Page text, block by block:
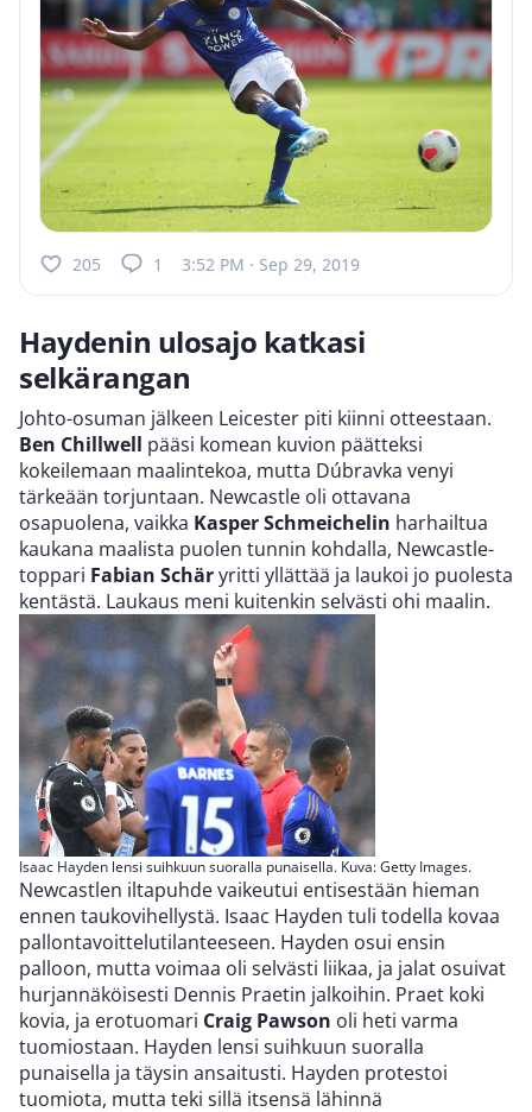
205 1 3:52 PM · Sep 29, 2019
Haydenin ulosajo katkasi
selkärangan
Johto-osuman jälkeen Leicester piti kiinni otteestaan.
Ben Chillwell pääsi komean kuvion päätteksi
kokeilemaan maalintekoa, mutta Dúbravka venyi
tärkeään torjuntaan. Newcastle oli ottavana
osapuolena, vaikka Kasper Schmeichelin harhailtua
kaukana maalista puolen tunnin kohdalla, Newcastle-
toppari Fabian Schäryritti yllättää ja laukoi jo puolesta
kentästä. Laukaus meni kuitenkin selvästi ohi maalin.
Isaac Hayden lensi suihkuun suoralla punaisella. Kuva: Getty Images.
Newcastlen iltapuhde vaikeutui entisestään hieman
ennen taukovihellystä. Isaac Hayden tuli todella kovaa
pallontavoittelutilanteeseen. Hayden osui ensin
palloon, mutta voimaa oli selvästi liikaa, ja jalat osuivat
hurjannäköisesti Dennis Praetin jalkoihin. Praet koki
kovia, ja erotuomari Craig Pawson oli heti varma
tuomiostaan. Hayden lensi suihkuun suoralla
punaisella ja täysin ansaitusti. Hayden protestoi
tuomiota, mutta teki sillä itsensä lähinnä